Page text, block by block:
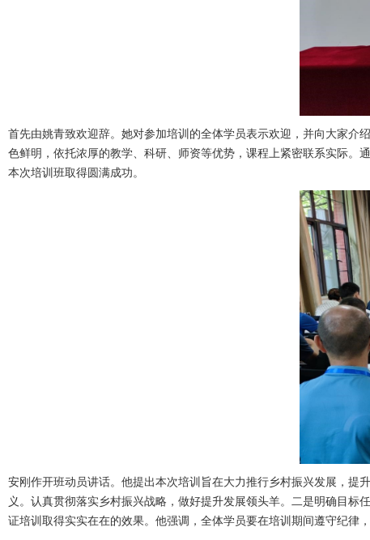
首先由姚青致欢迎辞。她对参加培训的全体学员表示欢迎，并向大家
色鲜明，依托浓厚的教学、科研、师资等优势，课程上紧密联系实际
本次培训班取得圆满成功。
安刚作开班动员讲话。他提出本次培训旨在大力推行乡村振兴发展，提
义。认真贯彻落实乡村振兴战略，做好提升发展领头羊。二是明确目
证培训取得实实在在的效果。他强调，全体学员要在培训期间遵守纪律